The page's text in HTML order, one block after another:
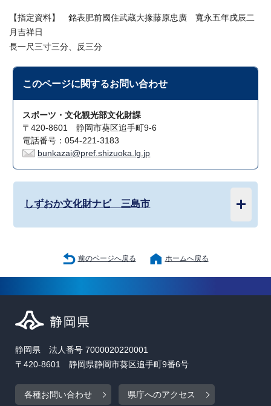
【指定資料】 銘表肥前國住武蔵大掾藤原忠廣 寬永五年戌辰二
月吉祥日
長一尺三寸三分、反三分
このページに関するお問い合わせ
スポーツ・文化観光部文化財課
〒420-8601 静岡市葵区追手町9-6
電話番号：054-221-3183
bunkazai@pref.shizuoka.lg.jp
しずおか文化財ナビ 三島市
前のページへ戻る ホームへ戻る
静岡県 法人番号 7000020220001
〒420-8601 静岡県静岡市葵区追手町9番6号
各種お問い合わせ 県庁へのアクセス